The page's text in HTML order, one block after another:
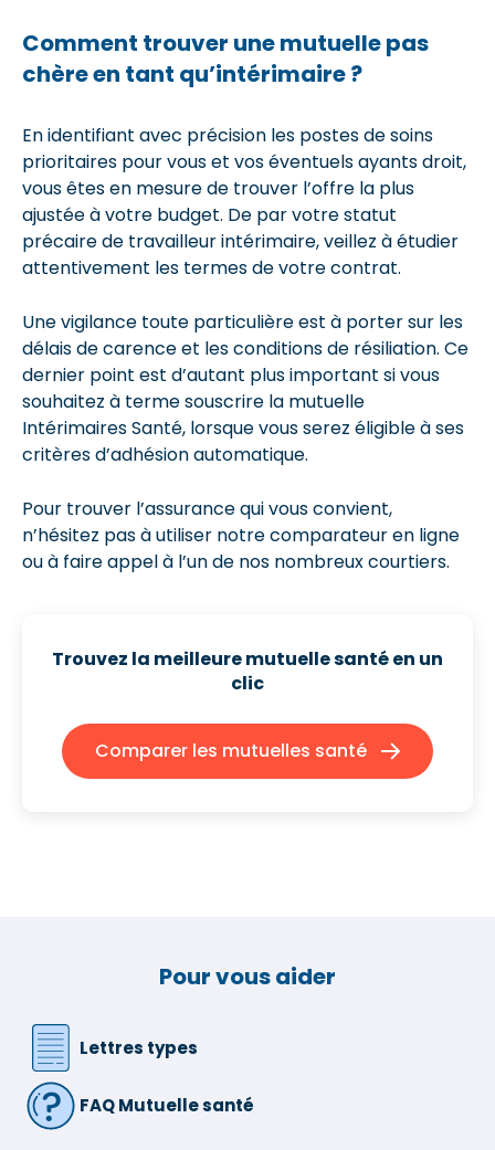
Comment trouver une mutuelle pas
chère en tant qu’intérimaire ?
En identifiant avec précision les postes de soins
prioritaires pour vous et vos éventuels ayants droit,
vous êtes en mesure de trouver l’offre la plus
ajustée à votre budget. De par votre statut
précaire de travailleur intérimaire, veillez à étudier
attentivement les termes de votre contrat.
Une vigilance toute particulière est à porter sur les
délais de carence et les conditions de résiliation. Ce
dernier point est d’autant plus important si vous
souhaitez à terme souscrire la mutuelle
Intérimaires Santé, lorsque vous serez éligible à ses
critères d’adhésion automatique.
Pour trouver l’assurance qui vous convient,
n’hésitez pas à utiliser notre comparateur en ligne
ou à faire appel à l’un de nos nombreux courtiers.
Trouvez la meilleure mutuelle santéen un
clic
Comparer les mutuelles santé
Pour vous aider
Lettres types
FAQ Mutuelle santé